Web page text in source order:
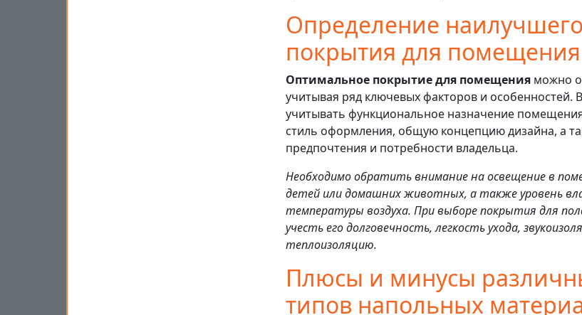
Определение наилучшего
покрытия для помещения
Оптимальное покрытие для помещения можно
учитывая ряд ключевых факторов и особенностей.
учитывать функциональное назначение
стиль оформления, общую концепцию дизайна, а
предпочтения и потребности владельца.
Необходимо обратить внимание на освещение в
детей или домашних животных, а также уровень
температуры воздуха. При выборе покрытия для
учесть его долговечность, легкость ухода,
теплоизоляцию.
Плюсы и минусы
типов напольных